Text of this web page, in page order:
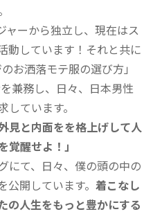
ャーから独立し、現在はス
動しています！それと共に
お洒落モテ服の選び方」
兼務し、日々、日本男性
ています。
見と内面をを格上げして人
醒せよ！」
にて、日々、僕の頭の中の
公開しています。 着こなし
の人生をもっと豊かにする